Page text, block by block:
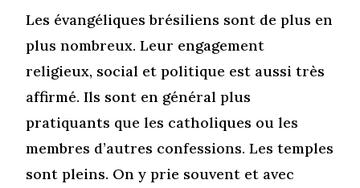
Les évangéliques brésiliens sont de plus en
plus nombreux. Leur engagement
religieux, social et politique est aussi très
affirmé. Ils sont en général plus
pratiquants que les catholiques ou les
membres d’autres confessions. Les temples
sont pleins. On y prie souvent et avec